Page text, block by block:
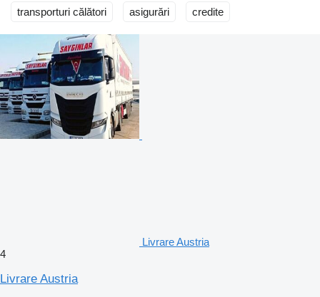
transporturi călători asigurări credite
Livrare Austria
4
Livrare Austria